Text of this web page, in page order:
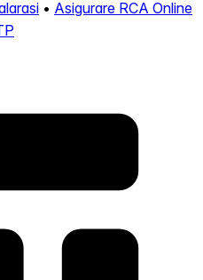
• Asigurare RCA Online